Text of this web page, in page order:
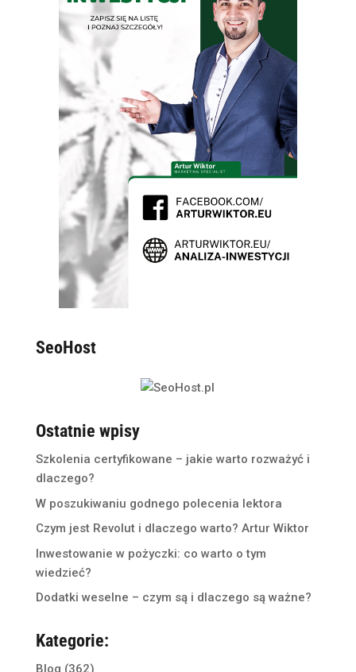
SeoHost
Ostatnie wpisy
Szkolenia certyfikowane – jakie warto rozważyć i
dlaczego?
W poszukiwaniu godnego polecenia lektora
Czym jest Revolut i dlaczego warto? Artur Wiktor
Inwestowanie w pożyczki: co warto o tym
wiedzieć?
Dodatki weselne – czym są i dlaczego są ważne?
Kategorie:
Blog (362)